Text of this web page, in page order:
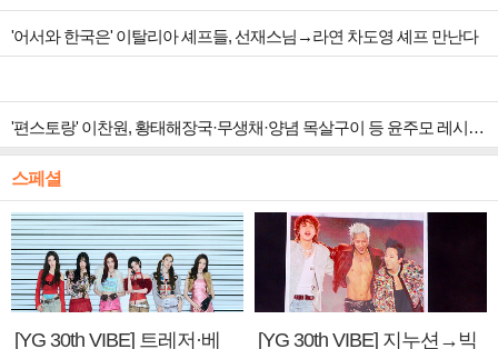
'어서와 한국은' 이탈리아 셰프들, 선재스님→라연 차도영 셰프 만난다
'편스토랑' 이찬원, 황태해장국·무생채·양념 목살구이 등 윤주모 레시피 섭렵
스페셜
[YG 30th VIBE] 트레저·베
[YG 30th VIBE] 지누션→빅